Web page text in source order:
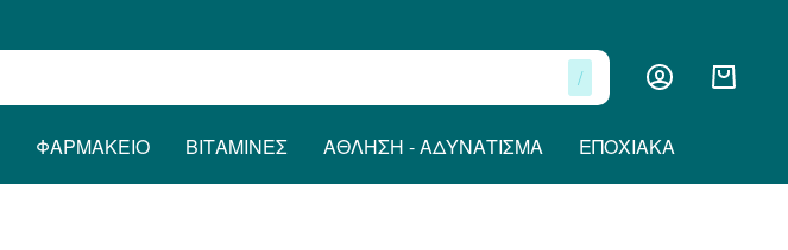
/
ΦΑΡΜΑΚΕΊΟ ΒΙΤΑΜΊΝΕΣ ΆΘΛΗΣΗ - ΑΔΥΝΆΤΙΣΜΑ ΕΠΟΧΙΑΚΆ